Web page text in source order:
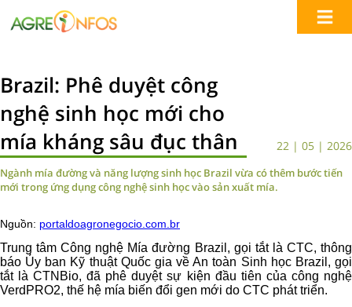
Brazil: Phê duyệt công
nghệ sinh học mới cho
mía kháng sâu đục thân
22 | 05 | 2026
Ngành mía đường và năng lượng sinh học Brazil vừa có thêm bước tiến
mới trong ứng dụng công nghệ sinh học vào sản xuất mía.
Nguồn: portaldoagronegocio.com.br
Trung tâm Công nghệ Mía đường Brazil, gọi tắt là CTC, thông
báo Ủy ban Kỹ thuật Quốc gia về An toàn Sinh học Brazil, gọi
tắt là CTNBio, đã phê duyệt sự kiện đầu tiên của công nghệ
VerdPRO2, thế hệ mía biến đổi gen mới do CTC phát triển.